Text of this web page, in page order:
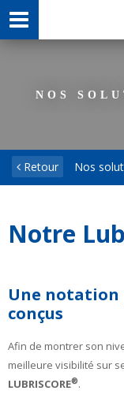
NOS
Retour Nos
Notre
Une notation
conçus
Afin de montrer son
meilleure visibilité sur
LUBRISCORE®.